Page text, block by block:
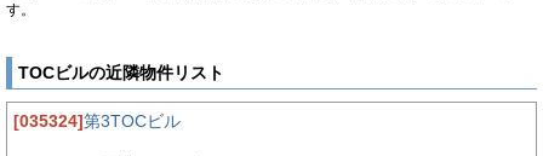
す。
TOCビルの近隣物件リスト
[035324]第3TOCビル